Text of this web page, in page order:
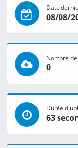
Date
08/08/
Nombre
0
Durée
63